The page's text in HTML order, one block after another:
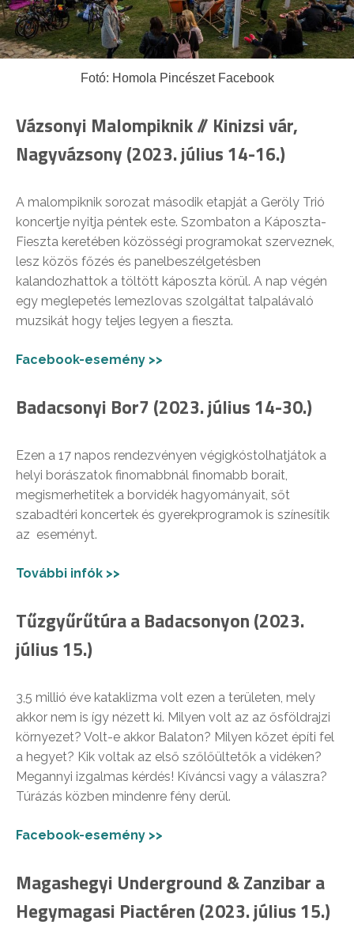
Fotó: Homola Pincészet Facebook
Vázsonyi Malompiknik // Kinizsi vár,
Nagyvázsony (2023. július 14-16.)
A malompiknik sorozat második etapját a Geröly Trió
koncertje nyitja péntek este. Szombaton a Káposzta-
Fieszta keretében közösségi programokat szerveznek,
lesz közös főzés és panelbeszélgetésben
kalandozhattok a töltött káposzta körül. A nap végén
egy meglepetés lemezlovas szolgáltat talpalávaló
muzsikát hogy teljes legyen a fieszta.
Facebook-esemény >>
Badacsonyi Bor7 (2023. július 14-30.)
Ezen a 17 napos rendezvényen végigkóstolhatjátok a
helyi borászatok finomabbnál finomabb borait,
megismerhetitek a borvidék hagyományait, sőt
szabadtéri koncertek és gyerekprogramok is színesítik
az eseményt.
További infók >>
Tűzgyűrűtúra a Badacsonyon (2023.
július 15.)
3,5 millió éve kataklizma volt ezen a területen, mely
akkor nem is így nézett ki. Milyen volt az az ősföldrajzi
környezet? Volt-e akkor Balaton? Milyen kőzet építi fel
a hegyet? Kik voltak az első szőlőültetők a vidéken?
Megannyi izgalmas kérdés! Kíváncsi vagy a válaszra?
Túrázás közben mindenre fény derül.
Facebook-esemény >>
Magashegyi Underground & Zanzibar a
Hegymagasi Piactéren (2023. július 15.)